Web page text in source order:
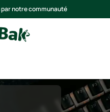
notre communauté